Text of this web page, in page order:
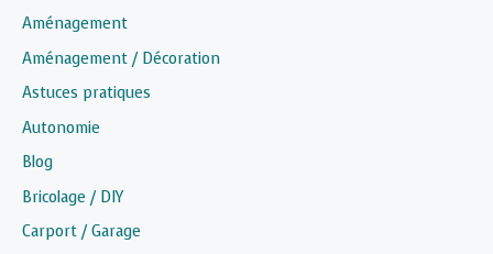
Aménagement
Aménagement / Décoration
Astuces pratiques
Autonomie
Blog
Bricolage / DIY
Carport / Garage